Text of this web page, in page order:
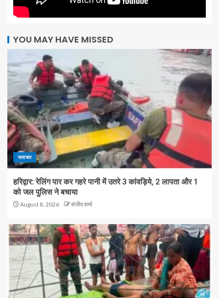
YOU MAY HAVE MISSED
समाचार
हरिद्वार: रेलिंग पार कर गहरे पानी में उतरे 3 कांवड़िये, 2 लापता और 1
को जल पुलिस ने बचाया
August 8, 2026 संजीव शर्मा